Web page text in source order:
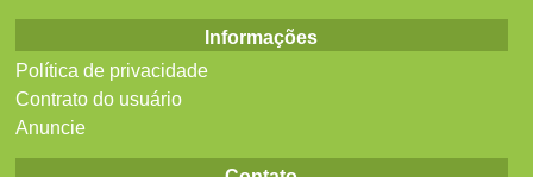
Informações
Política de privacidade
Contrato do usuário
Anuncie